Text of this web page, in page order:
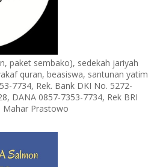
paket sembako), sedekah jariyah
quran, beasiswa, santunan yatim
7734, Rek. Bank DKI No. 5272-
DANA 0857-7353-7734, Rek BRI
Mahar Prastowo